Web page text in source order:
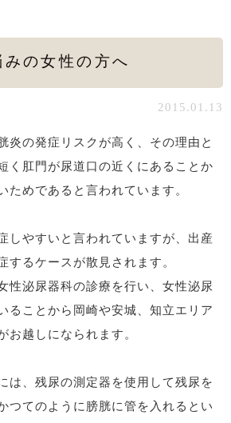
みの女性の方へ
2015.01.13
炎の発症リスクが高く、その理由と
く肛門が尿道口の近くにあることか
ためであると言われています。
しやすいと言われていますが、出産
するケースが散見されます。
性泌尿器科の診療を行い、女性泌尿
ることから岡崎や安城、知立エリア
お越しになられます。
は、残尿の測定器を使用して残尿を
つてのように膀胱に管を入れるとい